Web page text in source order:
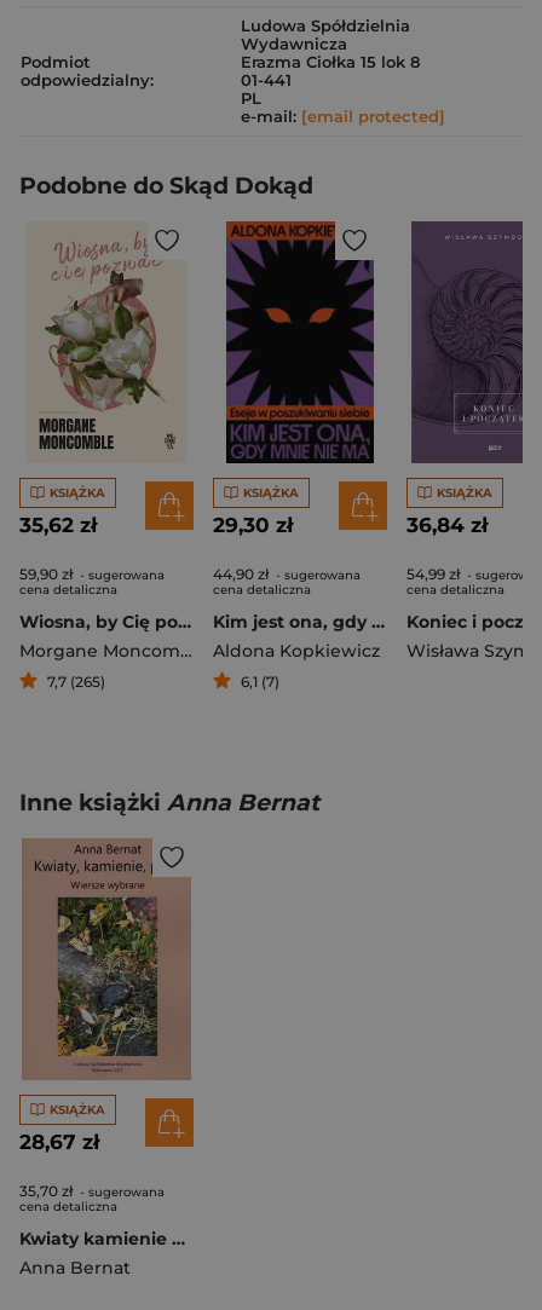
Podmiot
odpowiedzialny:
Ludowa Spółdzielnia
Wydawnicza
Erazma Ciołka 15 lok 8
01-441
PL
e-mail: [email protected]
Podobne do Skąd Dokąd
KSIĄŻKA
35,62 zł
59,90 zł - sugerowana
cena detaliczna
Wiosna, by Cię poznać
Morgane Moncomble
7,7 (265)
KSIĄŻKA
29,30 zł
44,90 zł - sugerowana
cena detaliczna
Kim jest ona, gdy mnie nie ma. Eseje w poszukiwaniu siebie
Aldona Kopkiewicz
6,1 (7)
KSIĄŻKA
36,84 zł
54,99 zł -
cena detaliczna
Inne książki Anna Bernat
KSIĄŻKA
28,67 zł
35,70 zł - sugerowana
cena detaliczna
Kwiaty kamienie ptaki Wiersze wybrane
Anna Bernat